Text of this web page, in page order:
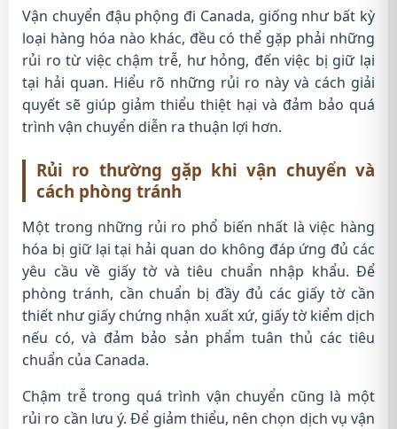
Vận chuyển đậu phộng đi Canada, giống như bất kỳ
loại hàng hóa nào khác, đều có thể gặp phải những
rủi ro từ việc chậm trễ, hư hỏng, đến việc bị giữ lại
tại hải quan. Hiểu rõ những rủi ro này và cách giải
quyết sẽ giúp giảm thiểu thiệt hại và đảm bảo quá
trình vận chuyển diễn ra thuận lợi hơn.
Rủi ro thường gặp khi vận chuyển và
cách phòng tránh
Một trong những rủi ro phổ biến nhất là việc hàng
hóa bị giữ lại tại hải quan do không đáp ứng đủ các
yêu cầu về giấy tờ và tiêu chuẩn nhập khẩu. Để
phòng tránh, cần chuẩn bị đầy đủ các giấy tờ cần
thiết như giấy chứng nhận xuất xứ, giấy tờ kiểm dịch
nếu có, và đảm bảo sản phẩm tuân thủ các tiêu
chuẩn của Canada.
Chậm trễ trong quá trình vận chuyển cũng là một
rủi ro cần lưu ý. Để giảm thiểu, nên chọn dịch vụ vận